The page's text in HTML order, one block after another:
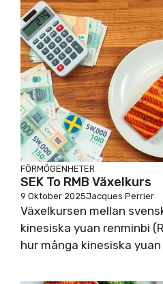
FÖRMÖGENHETER
SEK To RMB Växelkurs
9 Oktober 2025Jacques Perrier
Växelkursen mellan
kinesiska yuan renminbi
hur många kinesiska